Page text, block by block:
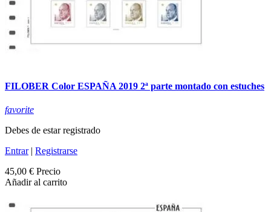
FILOBER Color ESPAÑA 2019 2ª parte montado con estuches
favorite
Debes de estar registrado
Entrar| Registrarse
45,00 € Precio
Añadir al carrito